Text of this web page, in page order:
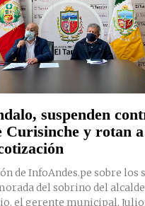
suspenden
Curisinche y rotan a
de InfoAndes.pe sobre los
del sobrino del
el gerente municipal,